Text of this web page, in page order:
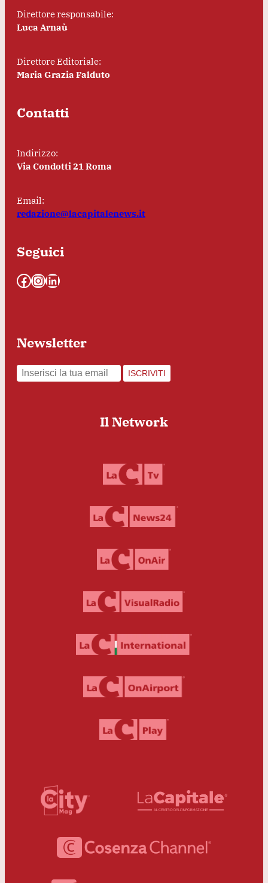
Direttore responsabile:
Luca Arnaù
Direttore Editoriale:
Maria Grazia Falduto
Contatti
Indirizzo:
Via Condotti 21 Roma
Email:
redazione@lacapitalenews.it
Seguici
Facebook InstagramLinkedIn
Newsletter
ISCRIVITI
Il Network